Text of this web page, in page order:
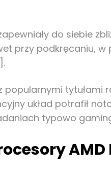
do siebie
przy podkręcaniu,
tytułami
układ potrafił
typowo
AMD